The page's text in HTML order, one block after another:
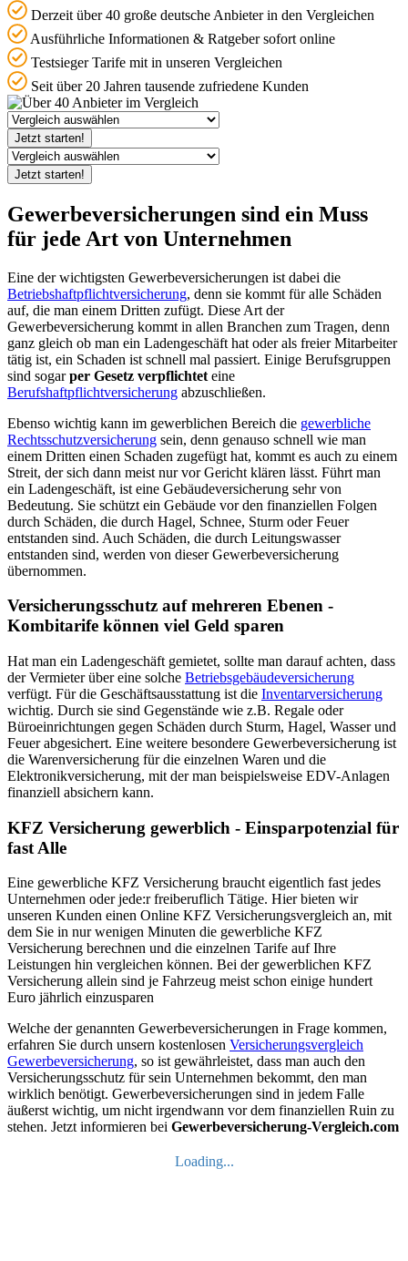
Derzeit über 40 große deutsche Anbieter in den Vergleichen
Ausführliche Informationen & Ratgeber sofort online
Testsieger Tarife mit in unseren Vergleichen
Seit über 20 Jahren tausende zufriedene Kunden
Jetzt starten!
Jetzt starten!
Gewerbeversicherungen sind ein Muss
für jede Art von Unternehmen
Eine der wichtigsten Gewerbeversicherungen ist dabei die
Betriebshaftpflichtversicherung, denn sie kommt für alle Schäden
auf, die man einem Dritten zufügt. Diese Art der
Gewerbeversicherung kommt in allen Branchen zum Tragen, denn
ganz gleich ob man ein Ladengeschäft hat oder als freier Mitarbeiter
tätig ist, ein Schaden ist schnell mal passiert. Einige Berufsgruppen
sind sogarper Gesetz verpflichtet eine
Berufshaftpflichtversicherung abzuschließen.
Ebenso wichtig kann im gewerblichen Bereich die gewerbliche
Rechtsschutzversicherung sein, denn genauso schnell wie man
einem Dritten einen Schaden zugefügt hat, kommt es auch zu einem
Streit, der sich dann meist nur vor Gericht klären lässt. Führt man
ein Ladengeschäft, ist eine Gebäudeversicherung sehr von
Bedeutung. Sie schützt ein Gebäude vor den finanziellen Folgen
durch Schäden, die durch Hagel, Schnee, Sturm oder Feuer
entstanden sind. Auch Schäden, die durch Leitungswasser
entstanden sind, werden von dieser Gewerbeversicherung
übernommen.
Versicherungsschutz auf mehreren Ebenen -
Kombitarife können viel Geld sparen
Hat man ein Ladengeschäft gemietet, sollte man darauf achten, dass
der Vermieter über eine solche Betriebsgebäudeversicherung
verfügt. Für die Geschäftsausstattung ist die Inventarversicherung
wichtig. Durch sie sind Gegenstände wie z.B. Regale oder
Büroeinrichtungen gegen Schäden durch Sturm, Hagel, Wasser und
Feuer abgesichert. Eine weitere besondere Gewerbeversicherung ist
die Warenversicherung für die einzelnen Waren und die
Elektronikversicherung, mit der man beispielsweise EDV-Anlagen
finanziell absichern kann.
KFZ Versicherung gewerblich - Einsparpotenzial für
fast Alle
Eine gewerbliche KFZ Versicherung braucht eigentlich fast jedes
Unternehmen oder jede:r freiberuflich Tätige. Hier bieten wir
unseren Kunden einen Online KFZ Versicherungsvergleich an, mit
dem Sie in nur wenigen Minuten die gewerbliche KFZ
Versicherung berechnen und die einzelnen Tarife auf Ihre
Leistungen hin vergleichen können. Bei der gewerblichen KFZ
Versicherung allein sind je Fahrzeug meist schon einige hundert
Euro jährlich einzusparen
Welche der genannten Gewerbeversicherungen in Frage kommen,
erfahren Sie durch unsern kostenlosen Versicherungsvergleich
Gewerbeversicherung, so ist gewährleistet, dass man auch den
Versicherungsschutz für sein Unternehmen bekommt, den man
wirklich benötigt. Gewerbeversicherungen sind in jedem Falle
äußerst wichtig, um nicht irgendwann vor dem finanziellen Ruin zu
stehen. Jetzt informieren bei Gewerbeversicherung-Vergleich.com
Loading...